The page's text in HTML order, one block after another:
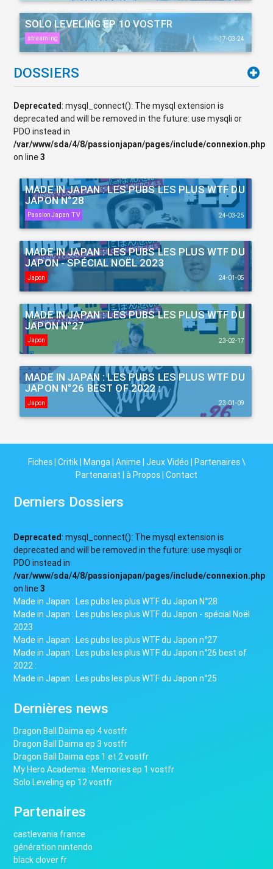
SOLO LEVELING EP 10 VOSTFR
streaming 17-03-24
DOSSIERS
Deprecated: mysql_connect(): The mysql extension is
deprecated and will be removed in the future: use mysqli or
PDO instead in
/var/www/sda/4/8/passionjapan/pages/include/connexion.php
on line3
MADE IN JAPAN : LES PUBS LES PLUS WTF DU
JAPON N°28
PassionJapan TV 24-03-25
MADE IN JAPAN : LES PUBS LES PLUS WTF DU
JAPON - SPÉCIAL NOËL 2023
Japon 24-01-05
MADE IN JAPAN : LES PUBS LES PLUS WTF DU
JAPON N°27
Japon 23-02-17
MADE IN JAPAN : LES PUBS LES PLUS WTF DU
JAPON N°26 BEST OF 2022 :
Japon 23-01-09
Fiches| Critik| Manga| Anime| Jeux Vidéo | Partenaires \
Partenariat | à Propos| Contact
Derniers Dossiers
Deprecated: mysql_connect(): The mysql extension is
deprecated and will be removed in the future: use mysqli or
PDO instead in
/var/www/sda/4/8/passionjapan/pages/include/connexion.php
on line3
Made in Japan : Les pubs les plus WTF du Japon N°28
Made in Japan : Les pubs les plus WTF du Japon - spécial Noël
2023
Made in Japan : Les pubs les plus WTF du Japon n°27
Made in Japan : Les pubs les plus WTF du Japon n°26 best of
2022 :
Made in Japan : Les pubs les plus WTF du Japon n°25
Dernières news
Dragon Ball Daima ep 4 vostfr
Dragon Ball Daima ep 3 vostfr
Dragon Ball Daima eps 1 et 2 vostfr
My Hero Academia : Memories ep 1 vostfr
Solo Leveling ep 12 vostfr
Partenaires
castlevania france
génération nintendo
black clover fr